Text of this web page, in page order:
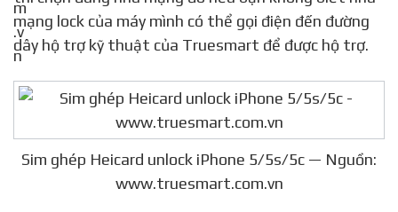
mạng lock của máy mình có thể gọi điện đến đường
dây hộ trợ kỹ thuật của Truesmart để được hộ trợ.
Sim ghép Heicard unlock iPhone 5/5s/5c — Nguồn:
www.truesmart.com.vn